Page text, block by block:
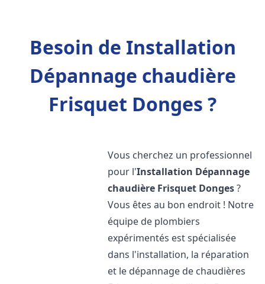
Besoin de Installation
Dépannage chaudière
Frisquet Donges ?
Vous cherchez un professionnel
pour l'Installation Dépannage
chaudière Frisquet Donges?
Vous êtes au bon endroit ! Notre
équipe de plombiers
expérimentés est spécialisée
dans l'installation, la réparation
et le dépannage de chaudières